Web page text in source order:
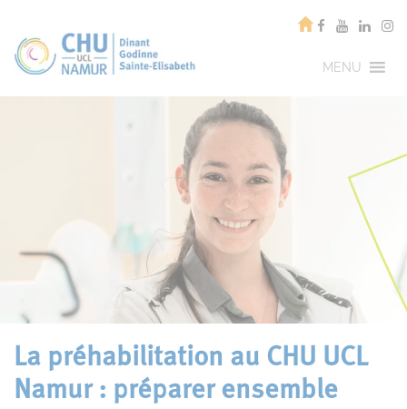
MENU
La préhabilitation au CHU UCL
Namur : préparer ensemble